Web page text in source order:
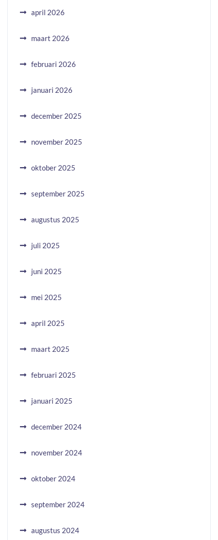
april 2026
maart 2026
februari 2026
januari 2026
december 2025
november 2025
oktober 2025
september 2025
augustus 2025
juli 2025
juni 2025
mei 2025
april 2025
maart 2025
februari 2025
januari 2025
december 2024
november 2024
oktober 2024
september 2024
augustus 2024